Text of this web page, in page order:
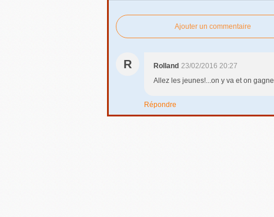
Ajouter un commentaire
R Rolland 23/02/2016 20:27
Allez les jeunes!...on y va et on gagne
Répondre